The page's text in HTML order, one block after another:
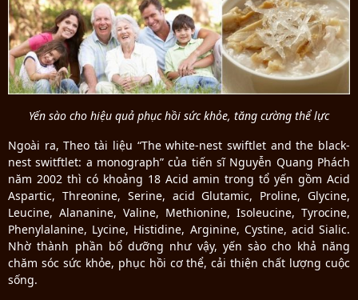
Yến sào cho hiệu quả phục hồi sức khỏe, tăng cường thể lực
Ngoài ra, Theo tài liệu “The white-nest swiftlet and the black-
nest switftlet: a monograph” của tiến sĩ Nguyễn Quang Phách
năm 2002 thì có khoảng 18 Acid amin trong tổ yến gồm Acid
Aspartic, Threonine, Serine, acid Glutamic, Proline, Glycine,
Leucine, Alananine, Valine, Methionine, Isoleucine, Tyrocine,
Phenylalanine, Lycine, Histidine, Arginine, Cystine, acid Sialic.
Nhờ thành phần bổ dưỡng như vậy, yến sào cho khả năng
chăm sóc sức khỏe, phục hồi cơ thể, cải thiện chất lượng cuộc
sống.